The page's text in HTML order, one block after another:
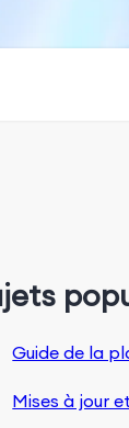
Guide de la
Mises à jour